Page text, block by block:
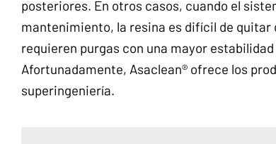
posteriores. En otros casos, cuando el
mantenimiento, la resina es difícil de
requieren purgas con una mayor
Afortunadamente, Asaclean® ofrece los
superingeniería.